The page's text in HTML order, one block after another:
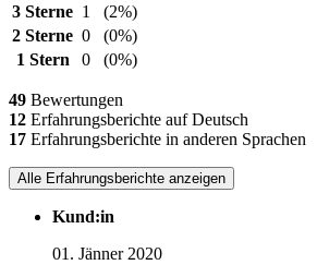
3 Sterne 1
(2%)
2 Sterne 0
(0%)
1 Stern
0 (0%)
49 Bewertungen
12 Erfahrungsberichte auf Deutsch
17 Erfahrungsberichte in anderen Sprachen
Alle Erfahrungsberichte anzeigen
Kund:in
01. Jänner 2020